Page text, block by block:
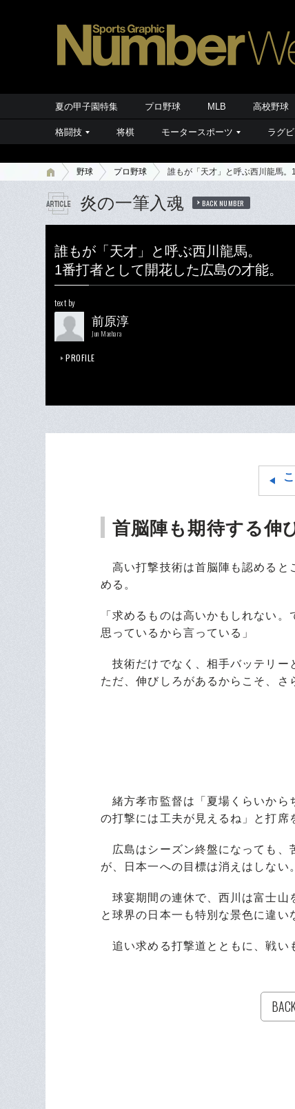
夏の甲子園特集 プロ野球 MLB 高校野球
格闘技 将棋 モータースポーツ ラグ
野球 プロ野球 誰もが「天才」と呼ぶ西川龍馬。
炎の一筆入魂 BACK NUMBER
誰もが「天才」と呼ぶ西川龍馬。
1番打者として開花した広島の才能。
text by
前原淳
Jun Maehara
PROFILE
首脳陣も期待する伸
高い打撃技術は首脳陣も認めると
める。
「求めるものは高いかもしれない
思っているから言っている」
技術だけでなく、相手バッテリー
ただ、伸びしろがあるからこそ、さ
緒方孝市監督は「夏場くらいから
の打撃には工夫が見えるね」と打席
広島はシーズン終盤になっても、
が、日本一への目標は消えはしない。
球宴期間の連休で、西川は富士山
と球界の日本一も特別な景色に違い
追い求める打撃道とともに、戦い